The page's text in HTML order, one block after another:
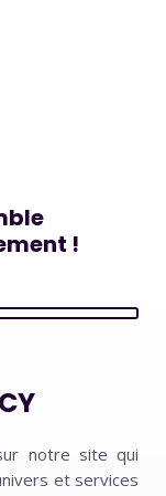
!
notre site qui
et services